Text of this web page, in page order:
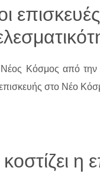
Νέος Κόσμος από
στο Νέο
η